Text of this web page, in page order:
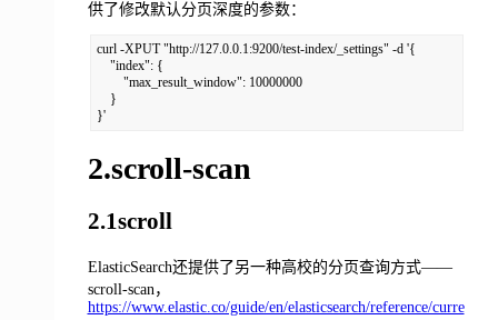
供了修改默认分页深度的参数：
curl -XPUT "http://127.0.0.1:9200/test-index/_settings" -d '{
"index": {
"max_result_window": 10000000
}
}'
2.scroll-scan
2.1scroll
ElasticSearch还提供了另一种高校的分页查询方式——
scroll-scan，
https://www.elastic.co/guide/en/elasticsearch/reference/curre